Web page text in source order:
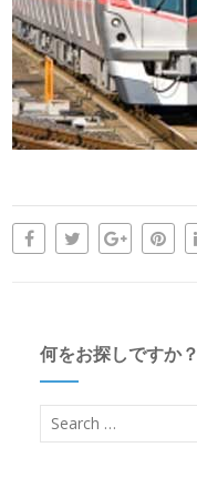
何をお探しですか？